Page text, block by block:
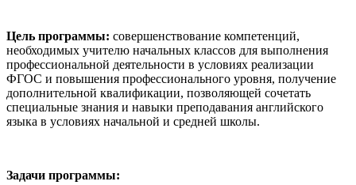
Цель программы: совершенствование компетенций,
необходимых учителю начальных классов для выполнения
профессиональной деятельности в условиях реализации
ФГОС и повышения профессионального уровня, получение
дополнительной квалификации, позволяющей сочетать
специальные знания и навыки преподавания английского
языка в условиях начальной и средней школы.
Задачи программы: